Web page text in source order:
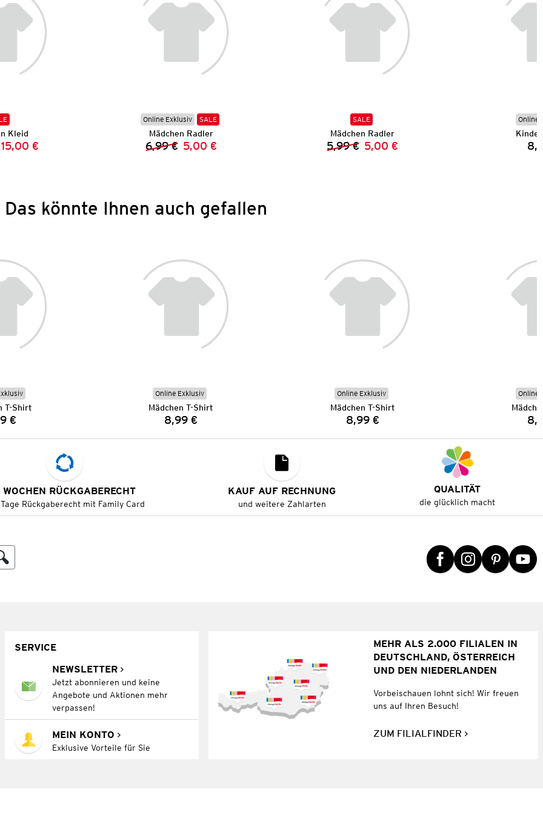
Kleid
Preis:
Preis:
15,00 €
Online Exklusiv SALE
Mädchen Radler
Vorheriger Preis:
6,99 € Neuer Preis:
5,00 €
SALE
Mädchen Radler
Vorheriger Preis:
5,99 € Neuer Preis:
5,00 €
Online
Das könnte Ihnen auch gefallen
T-Shirt
€
Online Exklusiv
Mädchen T-Shirt
Preis:
8,99 €
Online Exklusiv
Mädchen T-Shirt
Preis:
8,99 €
Online
RÜCKGABERECHT
Rückgaberecht mit Family Card
KAUF AUF RECHNUNG
und weitere Zahlarten
QUALITÄT
die glücklich macht
SERVICE
NEWSLETTER
Jetzt abonnieren und keine
Angebote und Aktionen mehr
verpassen!
MEIN KONTO
Exklusive Vorteile für Sie
MEHR ALS 2.000 FILIALEN IN
DEUTSCHLAND, ÖSTERREICH
UND DEN NIEDERLANDEN
Vorbeischauen lohnt sich! Wir freuen
uns auf Ihren Besuch!
ZUM FILIALFINDER